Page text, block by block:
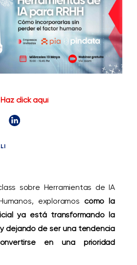
Haz click aquí
sobre Herramientas de IA
exploramos cómo la
ya está transformando la
dejando de ser una tendencia
en una prioridad